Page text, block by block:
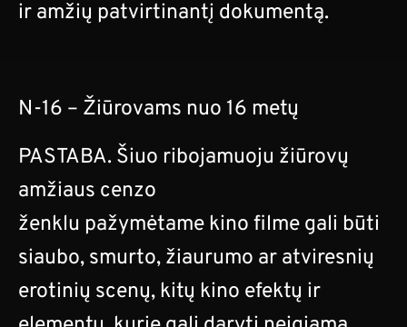
ir amžių patvirtinantį dokumentą.
N-16 – Žiūrovams nuo 16 metų
PASTABA. Šiuo ribojamuoju žiūrovų
amžiaus cenzo
ženklu pažymėtame kino filme gali būti
siaubo, smurto, žiaurumo ar atviresnių
erotinių scenų, kitų kino efektų ir